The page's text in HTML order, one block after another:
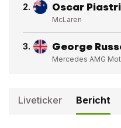
2. Oscar Piastri
McLaren
3. George
Mercedes AMG
Liveticker Bericht